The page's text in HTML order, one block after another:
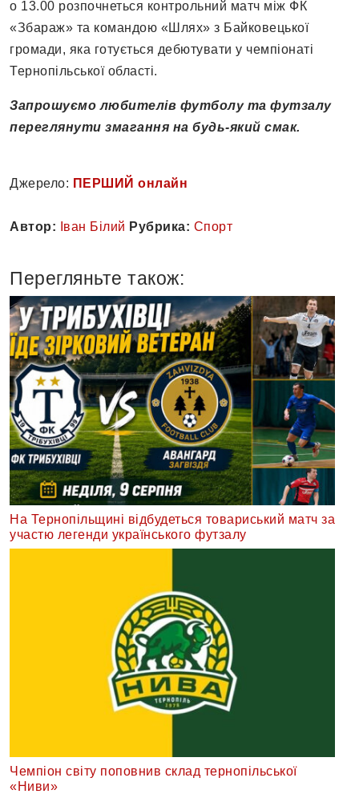
о 13.00 розпочнеться контрольний матч між ФК
«Збараж» та командою «Шлях» з Байковецької
громади, яка готується дебютувати у чемпіонаті
Тернопільської області.
Запрошуємо любителів футболу та футзалу
переглянути змагання на будь-який смак.
Джерело: ПЕРШИЙ онлайн
Автор: Іван Білий Рубрика: Спорт
Перегляньте також:
На Тернопільщині відбудеться товариський матч за
участю легенди українського футзалу
Чемпіон світу поповнив склад тернопільської
«Ниви»